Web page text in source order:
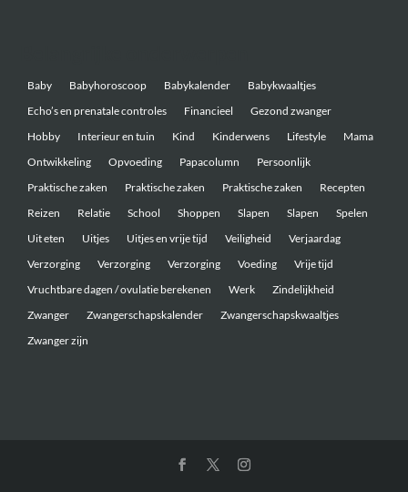
Baby Babyhoroscoop Babykalender
Babykwaaltjes
Echo’s en prenatale controles
Financieel
Gezond zwanger
Hobby
Interieur en tuin Kind Kinderwens Lifestyle
Mama
Ontwikkeling
Opvoeding Papacolumn
Persoonlijk
Praktische zaken
Praktische zaken Praktische zaken
Recepten
Reizen
Relatie School Shoppen Slapen Slapen
Spelen
Uit eten
Uitjes Uitjes en vrije tijd Veiligheid
Verjaardag
Verzorging
Verzorging Verzorging Voeding
Vrije tijd
Vruchtbare dagen / ovulatie berekenen
Werk
Zindelijkheid
Zwanger
Zwangerschapskalender
Zwangerschapskwaaltjes
Zwanger zijn